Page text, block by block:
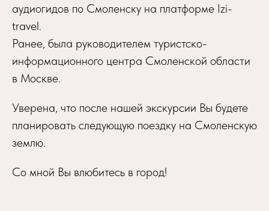
аудиогидов по Смоленску на платформе Izi-
travel.
Ранее, была руководителем туристско-
информационного центра Смоленской области
в Москве.
Уверена, что после нашей экскурсии Вы будете
планировать следующую поездку на Смоленскую
землю.
Со мной Вы влюбитесь в город!